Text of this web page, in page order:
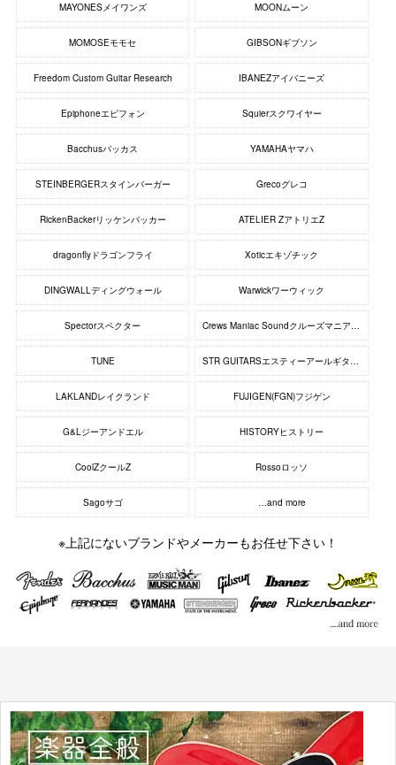
MAYONESメイワンズ MOONムーン
MOMOSEモモセ GIBSONギブソン
Freedom Custom Guitar Research IBANEZアイバニーズ
Epiphoneエピフォン Squierスクワイヤー
Bacchusバッカス YAMAHAヤマハ
STEINBERGERスタインバーガー Grecoグレコ
RickenBackerリッケンバッカー ATELIER ZアトリエZ
dragonflyドラゴンフライ Xoticエキゾチック
DINGWALLディングウォール Warwickワーウィック
Spectorスペクター Crews Maniac Soundクルーズマニアックサウンド
TUNE STR GUITARSエスティーアールギターズ
LAKLANDレイクランド FUJIGEN(FGN)フジゲン
G&Lジーアンドエル HISTORYヒストリー
CoolZクールZ Rossoロッソ
Sagoサゴ …and more
※上記にないブランドやメーカーもお任せ下さい！